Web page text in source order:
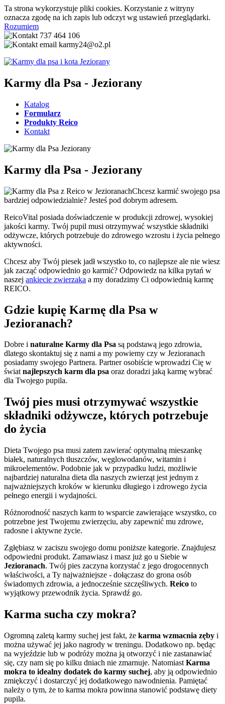
Ta strona wykorzystuje pliki cookies. Korzystanie z witryny
oznacza zgodę na ich zapis lub odczyt wg ustawień przeglądarki.
Rozumiem
737 464 106
karmy24@o2.pl
Karmy dla Psa - Jeziorany
Katalog
Formularz
Produkty Reico
Kontakt
Karmy dla Psa - Jeziorany
Chcesz karmić swojego psa
bardziej odpowiedzialnie? Jesteś pod dobrym adresem.
ReicoVital posiada doświadczenie w produkcji zdrowej, wysokiej
jakości karmy. Twój pupil musi otrzymywać wszystkie składniki
odżywcze, których potrzebuje do zdrowego wzrostu i życia pełnego
aktywności.
Chcesz aby Twój piesek jadł wszystko to, co najlepsze ale nie wiesz
jak zacząć odpowiednio go karmić? Odpowiedz na kilka pytań w
naszej ankiecie zwierzaka a my doradzimy Ci odpowiednią karmę
REICO.
Gdzie kupię Karmę dla Psa w
Jezioranach?
Dobre i naturalne Karmy dla Psa są podstawą jego zdrowia,
dlatego skontaktuj się z nami a my powiemy czy w Jezioranach
posiadamy swojego Partnera. Partner osobiście wprowadzi Cię w
światnajlepszych karm dla psa oraz doradzi jaką karmę wybrać
dla Twojego pupila.
Twój pies musi otrzymywać wszystkie
składniki odżywcze, których potrzebuje
do życia
Dieta Twojego psa musi zatem zawierać optymalną mieszankę
białek, naturalnych tłuszczów, węglowodanów, witamin i
mikroelementów. Podobnie jak w przypadku ludzi, możliwie
najbardziej naturalna dieta dla naszych zwierząt jest jednym z
najważniejszych kroków w kierunku długiego i zdrowego życia
pełnego energii i wydajności.
Różnorodność naszych karm to wsparcie zawierające wszystko, co
potrzebne jest Twojemu zwierzęciu, aby zapewnić mu zdrowe,
radosne i aktywne życie.
Zgłębiasz w zaciszu swojego domu poniższe kategorie. Znajdujesz
odpowiedni produkt. Zamawiasz i masz już go u Siebie w
Jezioranach. Twój pies zaczyna korzystać z jego drogocennych
właściwości, a Ty najważniejsze - dołączasz do grona osób
świadomych zdrowia, a jednocześnie szczęśliwych. Reico to
wyjątkowy przewodnik życia. Sprawdź go.
Karma sucha czy mokra?
Ogromną zaletą karmy suchej jest fakt, że karma wzmacnia zęby i
można używać jej jako nagrody w treningu. Dodatkowo np. będąc
na wyjeździe lub w podróży można ją otworzyć i nie zastanawiać
się, czy nam się po kilku dniach nie zmarnuje. Natomiast Karma
mokra to idealny dodatek do karmy suchej, aby ją odpowiednio
zmiękczyć i dostarczyć jej dodatkowego nawodnienia. Pamiętać
należy o tym, że to karma mokra powinna stanowić podstawę diety
pupila.